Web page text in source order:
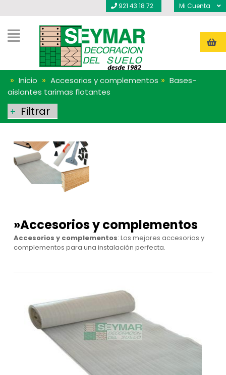
921 43 18 72 Mi Cuenta
» Inicio » Accesorios y complementos » Bases-
aislantes tarimas flotantes
+ Filtrar
»Accesorios y complementos
Accesorios y complementos: Los mejores accesorios y
complementos para una instalación perfecta.